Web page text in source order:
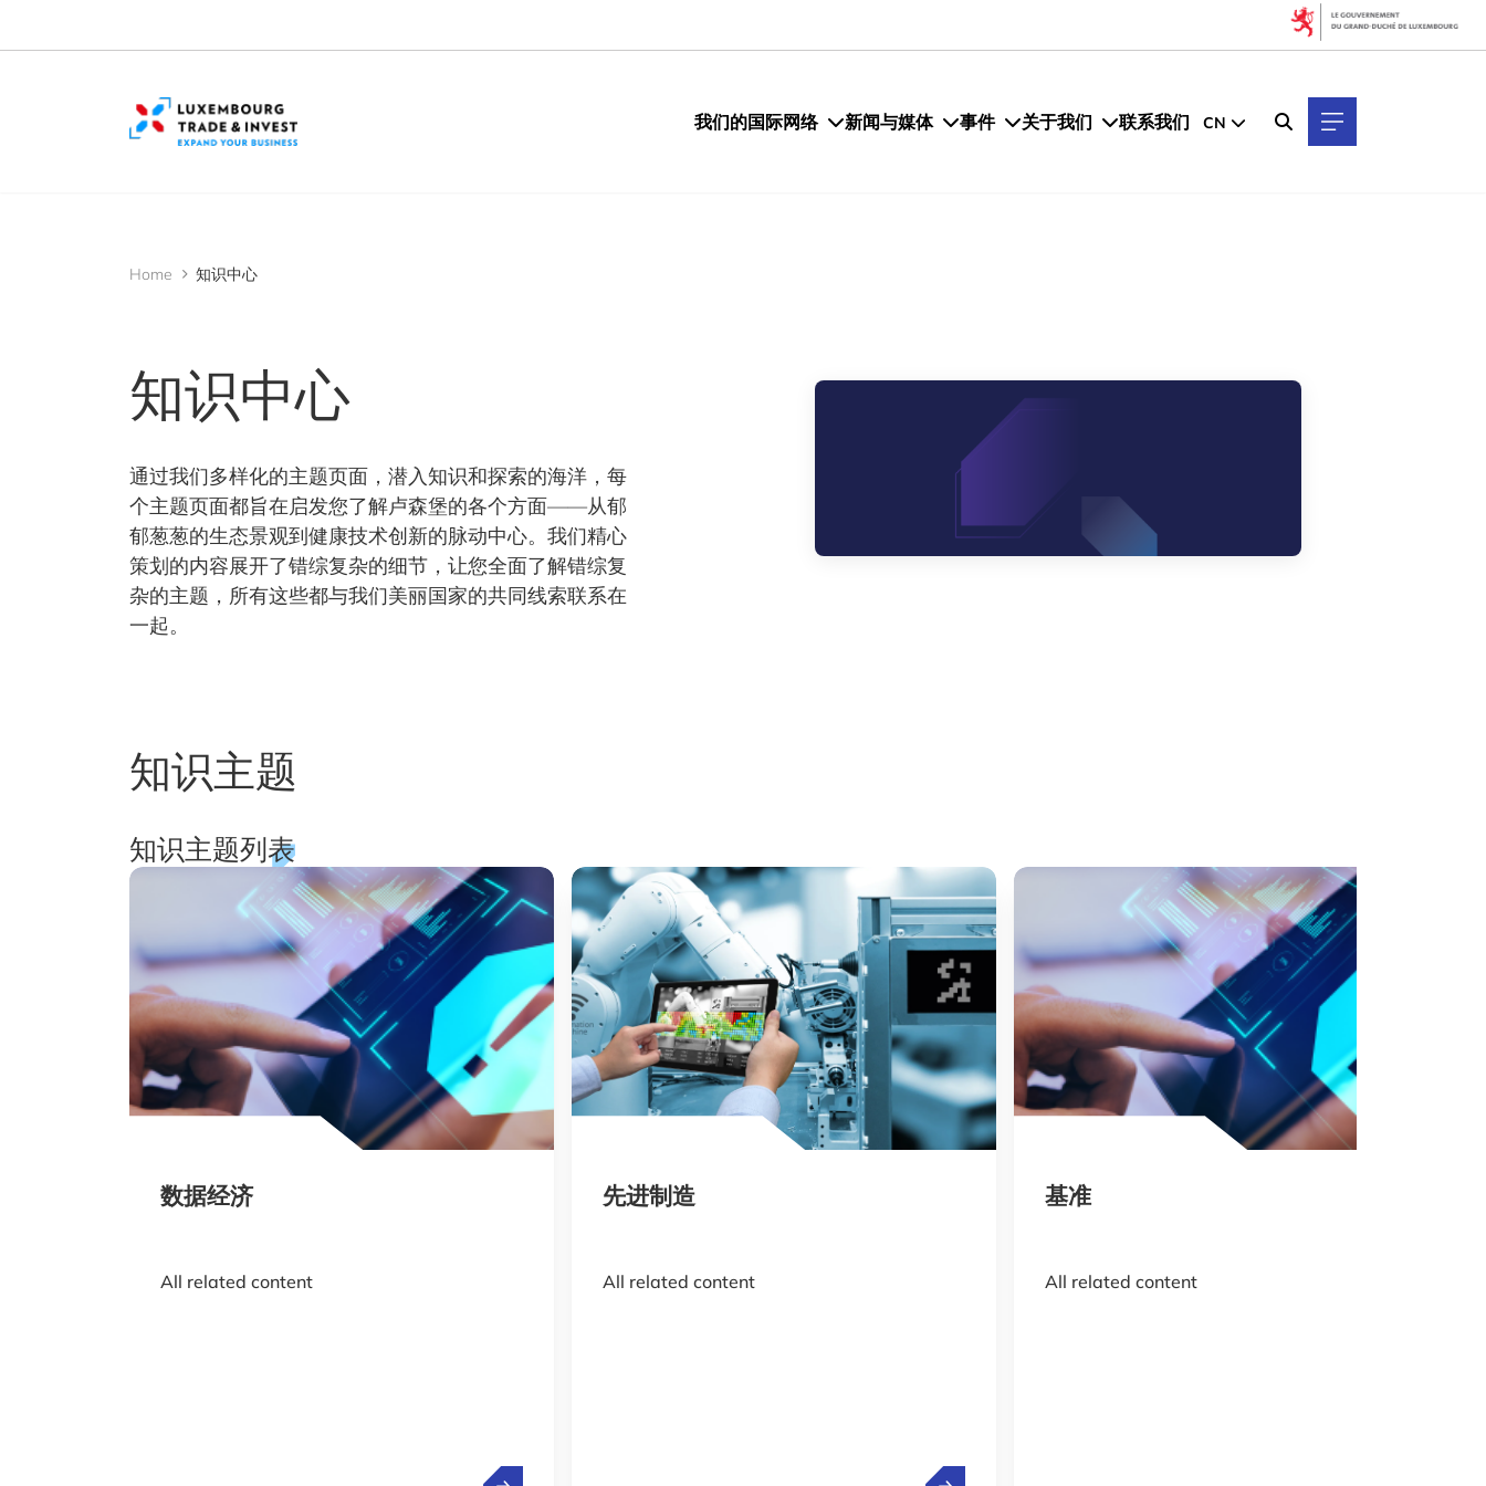
我们的国际网络 新闻与媒体 事件 关于我们 联系我们 CN
Home 知识中心
知识中心
通过我们多样化的主题页面，潜入知识和探索的海洋，每
个主题页面都旨在启发您了解卢森堡的各个方面——从郁
郁葱葱的生态景观到健康技术创新的脉动中心。我们精心
策划的内容展开了错综复杂的细节，让您全面了解错综复
杂的主题，所有这些都与我们美丽国家的共同线索联系在
一起。
知识主题
知识主题列表
数据经济
All related content
数据经济
先进制造
All related content
先进制造
基准
All related content
过滤器
关键词搜索